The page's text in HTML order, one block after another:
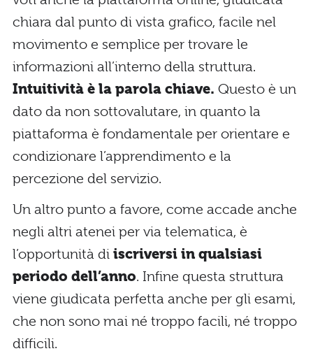
chiara dal punto di vista grafico, facile nel
movimento e semplice per trovare le
informazioni all’interno della struttura.
Intuitività è la parola chiave. Questo è un
dato da non sottovalutare, in quanto la
piattaforma è fondamentale per orientare e
condizionare l’apprendimento e la
percezione del servizio.
Un altro punto a favore, come accade anche
negli altri atenei per via telematica, è
l’opportunità di iscriversi in qualsiasi
periodo dell’anno. Infine questa struttura
viene giudicata perfetta anche per gli esami,
che non sono mai né troppo facili, né troppo
difficili.